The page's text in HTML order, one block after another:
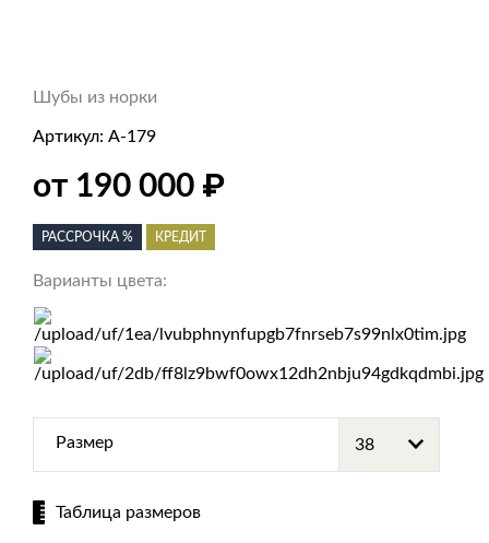
Шубы из норки
Артикул: А-179
от 190 000 ₽
РАССРОЧКА % КРЕДИТ
Варианты цвета:
Размер
Таблица размеров